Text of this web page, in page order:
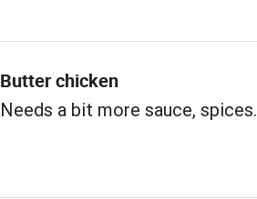
Butter chicken
Needs a bit more sauce, spices.